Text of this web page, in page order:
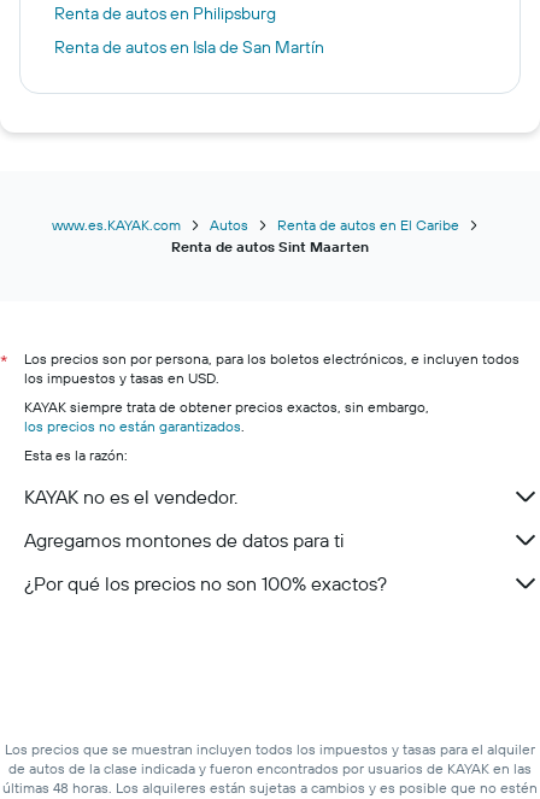
Renta de autos en Philipsburg
Renta de autos en Isla de San Martín
www.es.KAYAK.com Autos
Renta de autos en El Caribe
Renta de autos Sint Maarten
*
Los precios son por persona, para los boletos electrónicos, e incluyen todos
los impuestos y tasas en USD.
KAYAK siempre trata de obtener precios exactos, sin embargo,
los precios no están garantizados
Esta es la razón:
KAYAK no es el vendedor.
Agregamos montones de datos para ti
¿Por qué los precios no son 100% exactos?
Los precios que se muestran incluyen todos los impuestos y tasas para el alquiler
de autos de la clase indicada y fueron encontrados por usuarios de KAYAK en las
últimas 48 horas. Los alquileres están sujetas a cambios y es posible que no estén